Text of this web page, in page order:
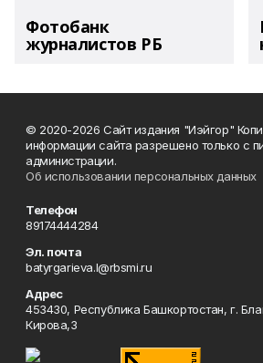
Фотобанк
журналистов РБ
© 2020-2026 Сайт издания "Иэйгор"
информации сайта разрешено только с
администрации.
Об использовании персональных данных
Телефон
89174444284
Эл. почта
batyrgarieva.l@rbsmi.ru
Адрес
453430, Республика Башкортостан, г.
Кирова,3